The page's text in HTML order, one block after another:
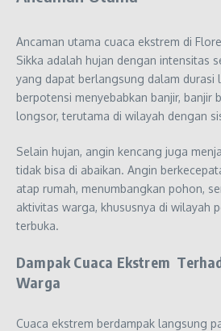
Ancaman utama cuaca ekstrem di
Sikka adalah hujan dengan intensitas
yang dapat berlangsung dalam durasi
berpotensi menyebabkan banjir, banjir
longsor, terutama di wilayah dengan
Selain hujan, angin kencang juga
tidak bisa di abaikan. Angin
atap rumah, menumbangkan pohon,
aktivitas warga, khususnya di wilayah
terbuka.
Dampak Cuaca Ekstrem
Warga
Cuaca ekstrem berdampak langsung